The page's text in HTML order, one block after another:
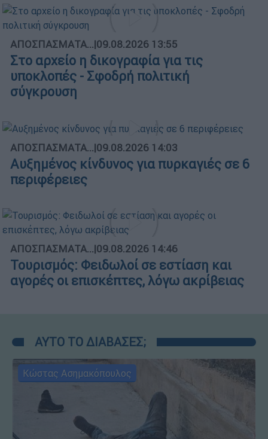
ΑΠΟΣΠΑΣΜΑΤΑ...|09.08.2026 13:55
Στο αρχείο η δικογραφία για τις
υποκλοπές - Σφοδρή πολιτική
σύγκρουση
ΑΠΟΣΠΑΣΜΑΤΑ...|09.08.2026 14:03
Αυξημένος κίνδυνος για πυρκαγιές σε 6
περιφέρειες
ΑΠΟΣΠΑΣΜΑΤΑ...|09.08.2026 14:46
Τουρισμός: Φειδωλοί σε εστίαση και
αγορές οι επισκέπτες, λόγω ακρίβειας
ΑΥΤΟ ΤΟ ΔΙΑΒΑΣΕΣ;
Κώστας Ασημακόπουλος